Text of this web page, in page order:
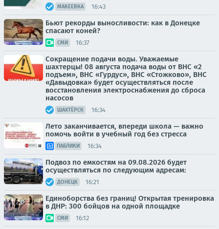
МАКЕЕВКА 16:43
Бьют рекорды выносливости: как в Донецке
спасают коней?
СМИ 16:37
Сокращение подачи воды. Уважаемые
шахтерцы! 08 августа подача воды от ВНС «2
подъем», ВНС «Гурдус», ВНС «Стожково», ВНС
«Давыдовка» будет осуществляться после
восстановления электроснабжения до сброса
насосов
ШАХТЁРСК 16:34
Лето заканчивается, впереди школа — важно
помочь войти в учебный год без стресса
ПАБЛИКИ 16:34
Подвоз по емкостям на 09.08.2026 будет
осуществляться по следующим адресам:
ДОНЕЦК 16:21
Единоборства без границ! Открытая тренировка
в ДНР: 300 бойцов на одной площадке
СМИ 16:12